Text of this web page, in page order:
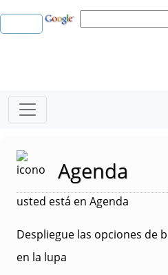
Agenda
usted está en Agenda
Despliegue las opciones de
en la lupa